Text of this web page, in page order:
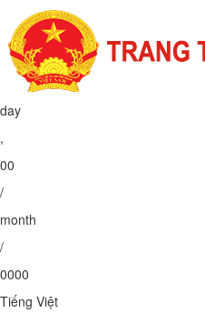
Thứ Bảy
,
08
/
08
/
2026
Tiếng Việt